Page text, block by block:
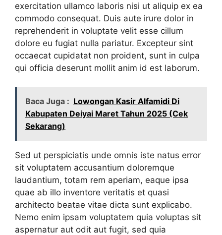
exercitation ullamco laboris nisi ut aliquip ex ea
commodo consequat. Duis aute irure dolor in
reprehenderit in voluptate velit esse cillum
dolore eu fugiat nulla pariatur. Excepteur sint
occaecat cupidatat non proident, sunt in culpa
qui officia deserunt mollit anim id est laborum.
Baca Juga : Lowongan Kasir Alfamidi Di
Kabupaten Deiyai Maret Tahun 2025 (Cek
Sekarang)
Sed ut perspiciatis unde omnis iste natus error
sit voluptatem accusantium doloremque
laudantium, totam rem aperiam, eaque ipsa
quae ab illo inventore veritatis et quasi
architecto beatae vitae dicta sunt explicabo.
Nemo enim ipsam voluptatem quia voluptas sit
aspernatur aut odit aut fugit, sed quia